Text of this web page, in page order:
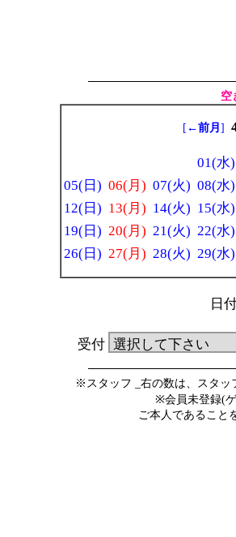
空
[ ←前月 ]
01(水)
05(日) 06(月) 07(火) 08(水)
12(日) 13(月) 14(火) 15(水)
19(日) 20(月) 21(火) 22(水)
26(日) 27(月) 28(火) 29(水)
日
受付
※スタッフ _右の数は、スタッ
※会員未登録(
ご本人であること